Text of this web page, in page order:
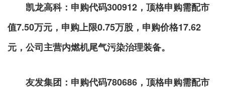
凯龙高科：申购代码300912，顶格申购需配市
值7.50万元，申购上限0.75万股，申购价格17.62
元，公司主营内燃机尾气污染治理装备。
友发集团：申购代码780686，顶格申购需配市